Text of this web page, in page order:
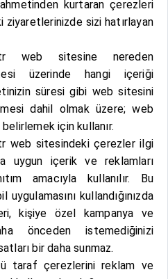
kurtaran çerezleri
sizi hatırlayan
web sitesine nereden
üzerinde hangi içeriği
süresi gibi web sitesini
dahil olmak üzere; web
belirlemek için kullanır.
web sitesindeki çerezler ilgi
uygun içerik ve reklamları
amacıyla kullanılır. Bu
kullandığınızda
kişiye özel kampanya ve
önceden istemediğinizi
bir daha sunmaz.
taraf çerezlerini reklam ve